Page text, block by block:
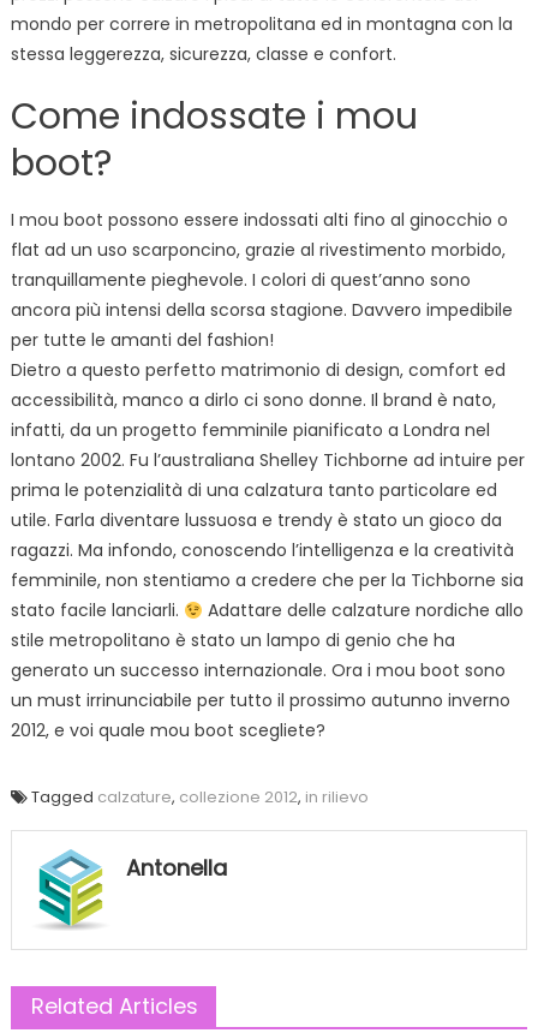
mondo per correre in metropolitana ed in montagna con la
stessa leggerezza, sicurezza, classe e confort.
Come indossate i mou
boot?
I mou boot possono essere indossati alti fino al ginocchio o
flat ad un uso scarponcino, grazie al rivestimento morbido,
tranquillamente pieghevole. I colori di quest’anno sono
ancora più intensi della scorsa stagione. Davvero impedibile
per tutte le amanti del fashion!
Dietro a questo perfetto matrimonio di design, comfort ed
accessibilità, manco a dirlo ci sono donne. Il brand è nato,
infatti, da un progetto femminile pianificato a Londra nel
lontano 2002. Fu l’australiana Shelley Tichborne ad intuire per
prima le potenzialità di una calzatura tanto particolare ed
utile. Farla diventare lussuosa e trendy è stato un gioco da
ragazzi. Ma infondo, conoscendo l’intelligenza e la creatività
femminile, non stentiamo a credere che per la Tichborne sia
stato facile lanciarli.
Adattare delle calzature nordiche allo
stile metropolitano è stato un lampo di genio che ha
generato un successo internazionale. Ora i mou boot sono
un must irrinunciabile per tutto il prossimo autunno inverno
2012, e voi quale mou boot scegliete?
Tagged calzature, collezione 2012, in rilievo
Antonella
Related Articles